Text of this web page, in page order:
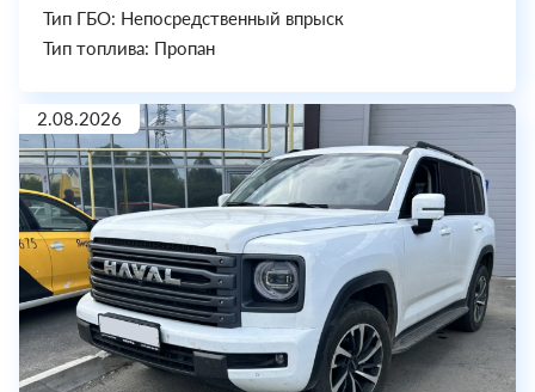
Тип ГБО: Непосредственный впрыск
Тип топлива: Пропан
2.08.2026